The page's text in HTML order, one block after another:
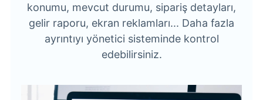
konumu, mevcut durumu, sipariş detayları,
gelir raporu, ekran reklamları... Daha fazla
ayrıntıyı yönetici sisteminde kontrol
edebilirsiniz.